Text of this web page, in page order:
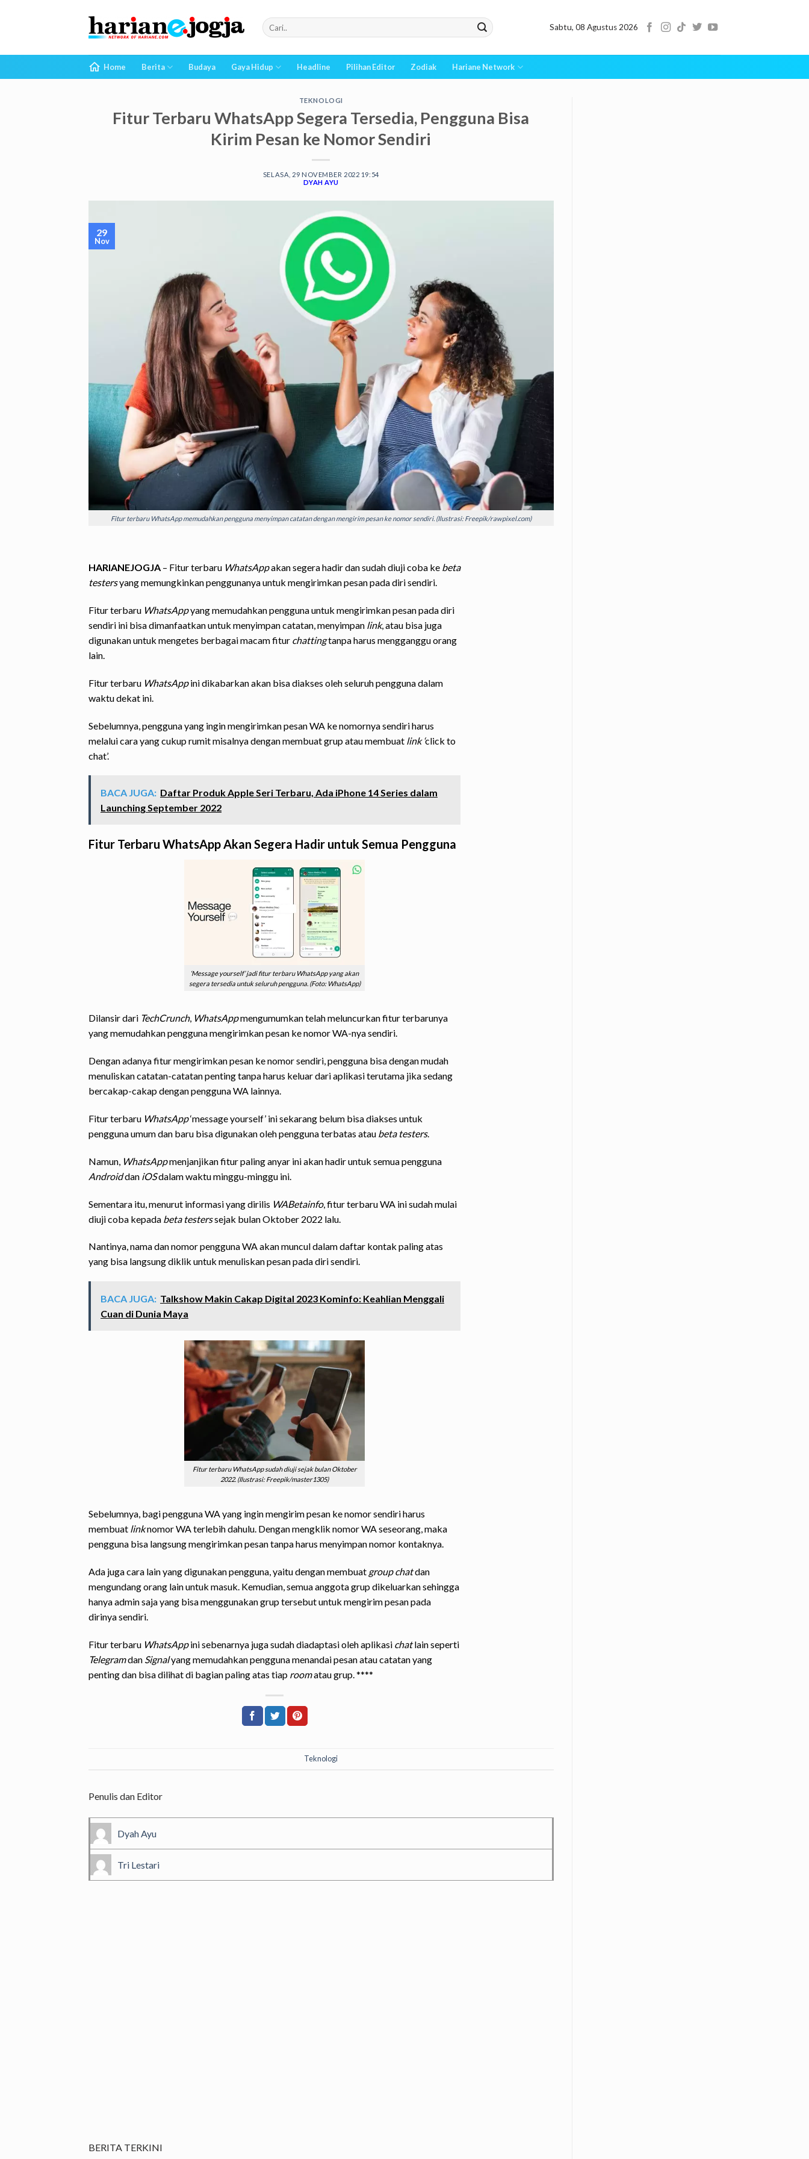
Sabtu, 08 Agustus 2026
Home Berita Budaya Gaya Hidup Headline Pilihan Editor Zodiak Hariane Network
TEKNOLOGI
Fitur Terbaru WhatsApp Segera Tersedia, Pengguna Bisa
Kirim Pesan ke Nomor Sendiri
SELASA, 29 NOVEMBER 2022 19:54
DYAH AYU
Fitur terbaru WhatsApp memudahkan pengguna menyimpan catatan dengan mengirim pesan ke nomor sendiri. (Ilustrasi: Freepik/rawpixel.com)
29
Nov
HARIANEJOGJA – Fitur terbaru WhatsAppakan segera hadir dan sudah diuji coba ke beta
testersyang memungkinkan penggunanya untuk mengirimkan pesan pada diri sendiri.
Fitur terbaru WhatsAppyang memudahkan pengguna untuk mengirimkan pesan pada diri
sendiri ini bisa dimanfaatkan untuk menyimpan catatan, menyimpan link, atau bisa juga
digunakan untuk mengetes berbagai macam fitur chattingtanpa harus mengganggu orang
lain.
Fitur terbaru WhatsAppini dikabarkan akan bisa diakses oleh seluruh pengguna dalam
waktu dekat ini.
Sebelumnya, pengguna yang ingin mengirimkan pesan WA ke nomornya sendiri harus
melalui cara yang cukup rumit misalnya dengan membuat grup atau membuat link ‘click to
chat’.
BACA JUGA: Daftar Produk Apple Seri Terbaru, Ada iPhone 14 Series dalam
Launching September 2022
Fitur Terbaru WhatsApp Akan Segera Hadir untuk Semua Pengguna
‘Message yourself’ jadi fitur terbaru WhatsApp yang akan
segera tersedia untuk seluruh pengguna. (Foto: WhatsApp)
Dilansir dari TechCrunch, WhatsAppmengumumkan telah meluncurkan fitur terbarunya
yang memudahkan pengguna mengirimkan pesan ke nomor WA-nya sendiri.
Dengan adanya fitur mengirimkan pesan ke nomor sendiri, pengguna bisa dengan mudah
menuliskan catatan-catatan penting tanpa harus keluar dari aplikasi terutama jika sedang
bercakap-cakap dengan pengguna WA lainnya.
Fitur terbaru WhatsApp‘message yourself’ ini sekarang belum bisa diakses untuk
pengguna umum dan baru bisa digunakan oleh pengguna terbatas atau beta testers.
Namun, WhatsAppmenjanjikan fitur paling anyar ini akan hadir untuk semua pengguna
Androiddan iOSdalam waktu minggu-minggu ini.
Sementara itu, menurut informasi yang dirilis WABetainfo, fitur terbaru WA ini sudah mulai
diuji coba kepada beta testerssejak bulan Oktober 2022 lalu.
Nantinya, nama dan nomor pengguna WA akan muncul dalam daftar kontak paling atas
yang bisa langsung diklik untuk menuliskan pesan pada diri sendiri.
BACA JUGA: Talkshow Makin Cakap Digital 2023 Kominfo: Keahlian Menggali
Cuan di Dunia Maya
Fitur terbaru WhatsApp sudah diuji sejak bulan Oktober
2022. (Ilustrasi: Freepik/master1305)
Sebelumnya, bagi pengguna WA yang ingin mengirim pesan ke nomor sendiri harus
membuat linknomor WA terlebih dahulu. Dengan mengklik nomor WA seseorang, maka
pengguna bisa langsung mengirimkan pesan tanpa harus menyimpan nomor kontaknya.
Ada juga cara lain yang digunakan pengguna, yaitu dengan membuat group chatdan
mengundang orang lain untuk masuk. Kemudian, semua anggota grup dikeluarkan sehingga
hanya admin saja yang bisa menggunakan grup tersebut untuk mengirim pesan pada
dirinya sendiri.
Fitur terbaru WhatsAppini sebenarnya juga sudah diadaptasi oleh aplikasi chatlain seperti
Telegramdan Signalyang memudahkan pengguna menandai pesan atau catatan yang
penting dan bisa dilihat di bagian paling atas tiap roomatau grup. ****
Teknologi
Penulis dan Editor
Dyah Ayu
Tri Lestari
BERITA TERKINI